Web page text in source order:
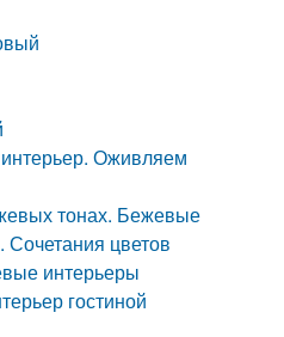
Оживляем
тонах. Бежевые
цветов
интерьеры
гостиной